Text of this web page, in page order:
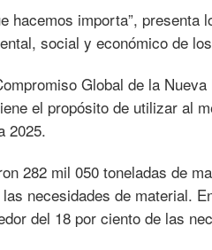
hacemos importa”,
social y económico de
Global de la
el propósito de utilizar al
2025.
282 mil 050 toneladas de
necesidades de material.
del 18 por ciento de las